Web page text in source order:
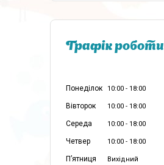
Графік роботи
Понеділок 10:00 18:00
Вівторок 10:00 18:00
Середа 10:00 18:00
Четвер 10:00 18:00
Пʼятниця Вихідний